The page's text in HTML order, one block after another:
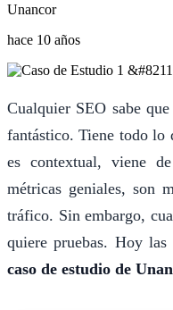
Unancor
hace 10 años
Cualquier SEO sabe
fantástico. Tiene todo lo
es contextual, viene
métricas geniales, son
tráfico. Sin embargo,
quiere pruebas. Hoy
caso de estudio de